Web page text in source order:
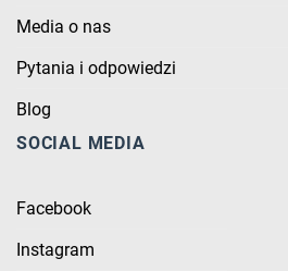
Media o nas
Pytania i odpowiedzi
Blog
SOCIAL MEDIA
Facebook
Instagram